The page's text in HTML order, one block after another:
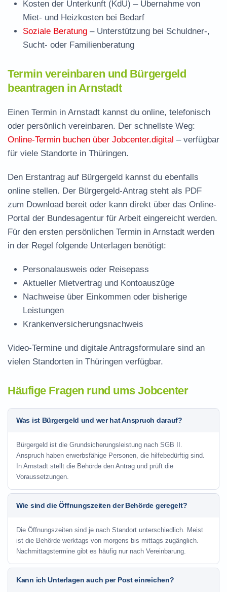
Kosten der Unterkunft (KdU) – Übernahme von
Miet- und Heizkosten bei Bedarf
Soziale Beratung – Unterstützung bei Schuldner-,
Sucht- oder Familienberatung
Termin vereinbaren und Bürgergeld
beantragen in Arnstadt
Einen Termin in Arnstadt kannst du online, telefonisch
oder persönlich vereinbaren. Der schnellste Weg:
Online-Termin buchen über Jobcenter.digital – verfügbar
für viele Standorte in Thüringen.
Den Erstantrag auf Bürgergeld kannst du ebenfalls
online stellen. Der Bürgergeld-Antrag steht als PDF
zum Download bereit oder kann direkt über das Online-
Portal der Bundesagentur für Arbeit eingereicht werden.
Für den ersten persönlichen Termin in Arnstadt werden
in der Regel folgende Unterlagen benötigt:
Personalausweis oder Reisepass
Aktueller Mietvertrag und Kontoauszüge
Nachweise über Einkommen oder bisherige
Leistungen
Krankenversicherungsnachweis
Video-Termine und digitale Antragsformulare sind an
vielen Standorten in Thüringen verfügbar.
Häufige Fragen rund ums Jobcenter
Was ist Bürgergeld und wer hat Anspruch darauf?
Bürgergeld ist die Grundsicherungsleistung nach SGB II.
Anspruch haben erwerbsfähige Personen, die hilfebedürftig sind.
In Arnstadt stellt die Behörde den Antrag und prüft die
Voraussetzungen.
Wie sind die Öffnungszeiten der Behörde geregelt?
Die Öffnungszeiten sind je nach Standort unterschiedlich. Meist
ist die Behörde werktags von morgens bis mittags zugänglich.
Nachmittagstermine gibt es häufig nur nach Vereinbarung.
Kann ich Unterlagen auch per Post einreichen?